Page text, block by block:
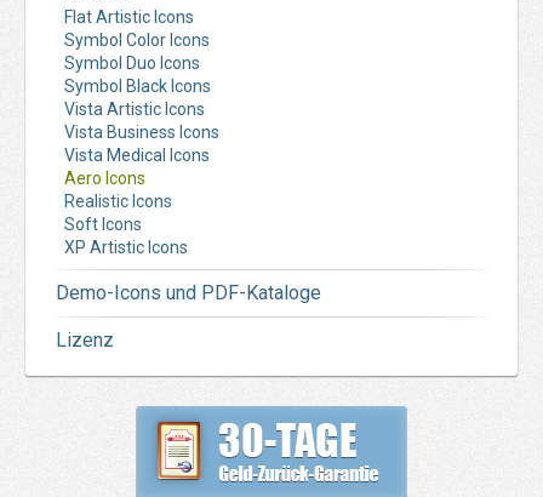
Flat Artistic Icons
Symbol Color Icons
Symbol Duo Icons
Symbol Black Icons
Vista Artistic Icons
Vista Business Icons
Vista Medical Icons
Aero Icons
Realistic Icons
Soft Icons
XP Artistic Icons
Demo-Icons und PDF-Kataloge
Lizenz